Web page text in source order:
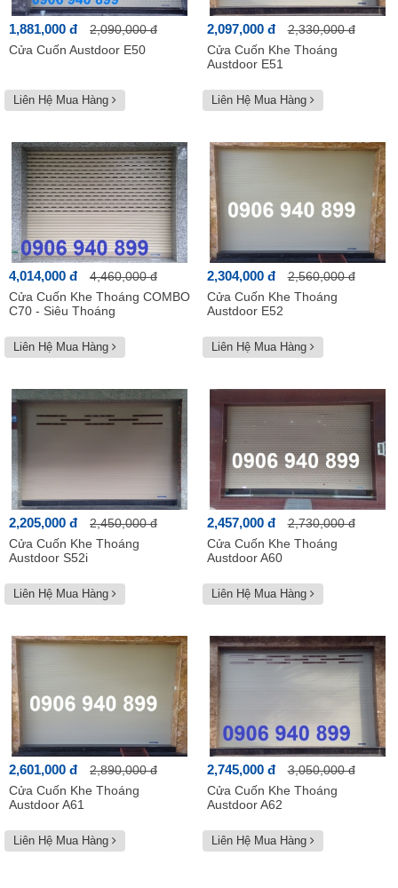
1,881,000 đ
2,090,000 đ
Cửa Cuốn Austdoor E50
Liên Hệ Mua Hàng
2,097,000 đ
2,330,000 đ
Cửa Cuốn Khe Thoáng
Austdoor E51
Liên Hệ Mua Hàng
4,014,000 đ
4,460,000 đ
Cửa Cuốn Khe Thoáng COMBO
C70 - Siêu Thoáng
Liên Hệ Mua Hàng
2,304,000 đ
2,560,000 đ
Cửa Cuốn Khe Thoáng
Austdoor E52
Liên Hệ Mua Hàng
2,205,000 đ
2,450,000 đ
Cửa Cuốn Khe Thoáng
Austdoor S52i
Liên Hệ Mua Hàng
2,457,000 đ
2,730,000 đ
Cửa Cuốn Khe Thoáng
Austdoor A60
Liên Hệ Mua Hàng
2,601,000 đ
2,890,000 đ
Cửa Cuốn Khe Thoáng
Austdoor A61
Liên Hệ Mua Hàng
2,745,000 đ
3,050,000 đ
Cửa Cuốn Khe Thoáng
Austdoor A62
Liên Hệ Mua Hàng